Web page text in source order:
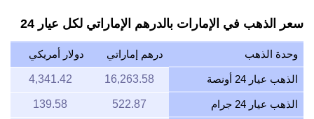
سعر الذهب في الإمارات بالدرهم الإماراتي لكل عيار 24
وحدة الذهب درهم إماراتي دولار أمريكي
الذهب عيار 24 أونصة 16,263.58
4,341.42
الذهب عيار 24 جرام 522.87
139.58